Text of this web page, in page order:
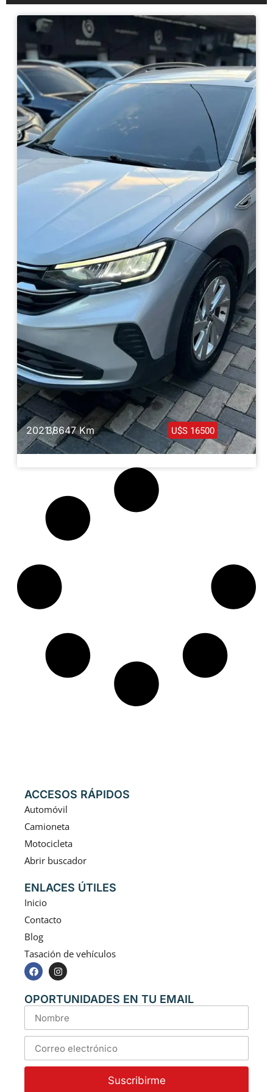
Haz clic aquí
2021 /38647 Km U$S 16500
Volkswagen Nivus Comfortline 2021
ACCESOS RÁPIDOS
Automóvil
Camioneta
Motocicleta
Abrir buscador
ENLACES ÚTILES
Inicio
Contacto
Blog
Tasación de vehículos
OPORTUNIDADES EN TU EMAIL
Suscribirme